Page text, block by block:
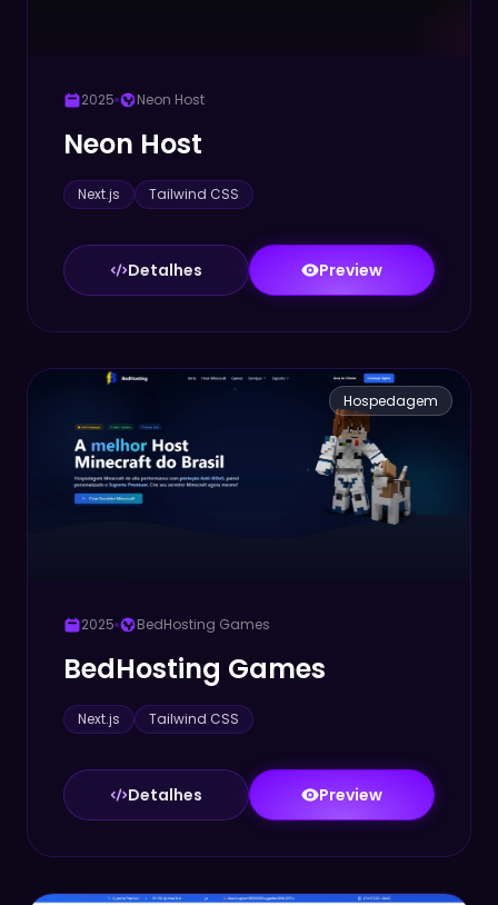
2025 Neon Host
Neon Host
Next.js Tailwind CSS
Detalhes Preview
Hospedagem
2025 BedHosting Games
BedHosting Games
Next.js Tailwind CSS
Detalhes Preview